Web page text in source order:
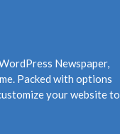
Newspaper,
Packed with options
your website to